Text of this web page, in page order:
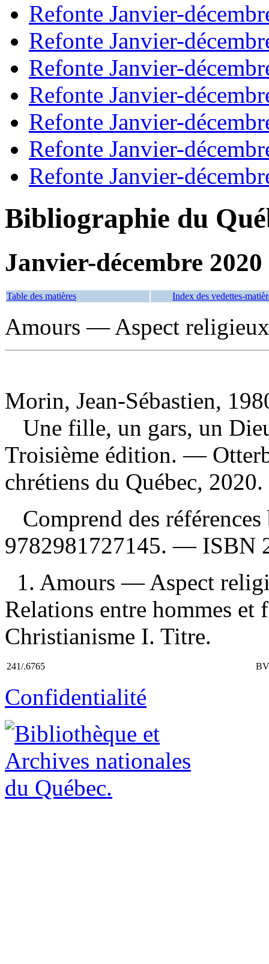
Refonte Janvier-
Refonte Janvier-
Refonte Janvier-
Refonte Janvier-
Refonte Janvier-
Refonte Janvier-
Refonte Janvier-
Bibliographie du
Janvier-décembre 2020
Table des matières Index des vedettes-
Amours — Aspect
Morin, Jean-Sébastien,
Une fille, un gars, un
Troisième édition. —
chrétiens du Québec, 2020.
Comprend des
9782981727145. — ISBN
1. Amours — Aspect
Relations entre hommes
Christianisme I. Titre.
241/.6765
Confidentialité